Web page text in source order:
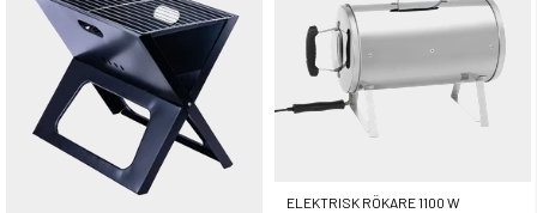
ELEKTRISK RÖKARE 1100 W